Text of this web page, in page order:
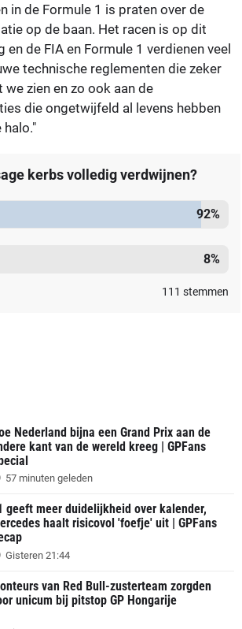
in de Formule 1 is praten over de
op de baan. Het racen is op dit
de FIA en Formule 1 verdienen veel
technische reglementen die zeker
we zien en zo ook aan de
die ongetwijfeld al levens hebben
halo."
kerbs volledig verdwijnen?
92%
8%
111 stemmen
Nederland bijna een Grand Prix aan de
kant van de wereld kreeg | GPFans
57 minuten geleden
geeft meer duidelijkheid over kalender,
haalt risicovol 'foefje' uit | GPFans
Gisteren 21:44
van Red Bull-zusterteam zorgden
unicum bij pitstop GP Hongarije